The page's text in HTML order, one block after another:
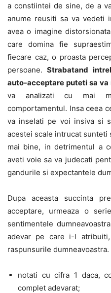
a constiintei de sine, de a
anume reusiti sa va vedeti
avea o imagine
care domina fie
fiecare caz, o proasta
persoane. Strabatand
auto-acceptare puteti sa va
va analizati cu mai
comportamentul. Insa ceea
va inselati pe voi insiva si
acestei scale intrucat sunteti
mai bine, in detrimentul a
aveti voie sa va judecati
gandurile si expectantele
Dupa aceasta succinta
acceptare, urmeaza o
sentimentele
adevar pe care i-l
raspunsurile dumneavoastra.
notati cu cifra 1 daca,
complet adevarat;